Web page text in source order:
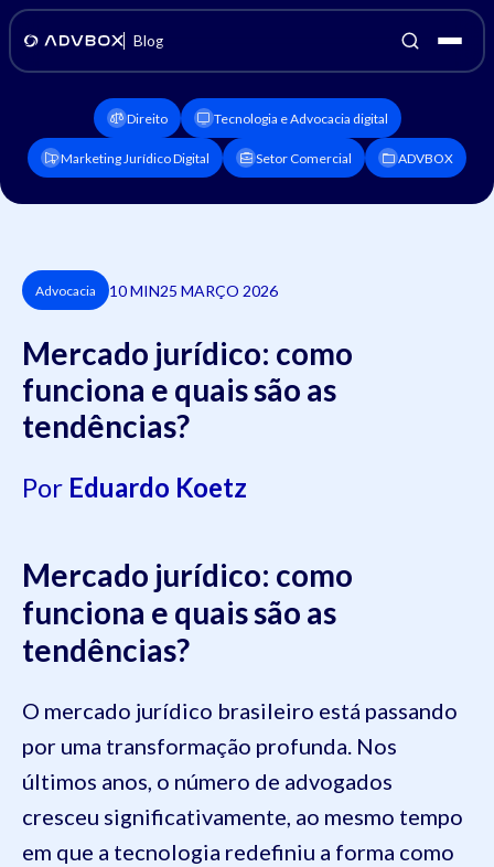
Blog
Direito Tecnologia e Advocacia digital
Marketing Jurídico Digital Setor Comercial ADVBOX
Advocacia 10 MIN25 MARÇO 2026
Mercado jurídico: como
funciona e quais são as
tendências?
Por Eduardo Koetz
Mercado jurídico: como
funciona e quais são as
tendências?
O mercado jurídico brasileiro está passando
por uma transformação profunda. Nos
últimos anos, o número de advogados
cresceu significativamente, ao mesmo tempo
em que a tecnologia redefiniu a forma como